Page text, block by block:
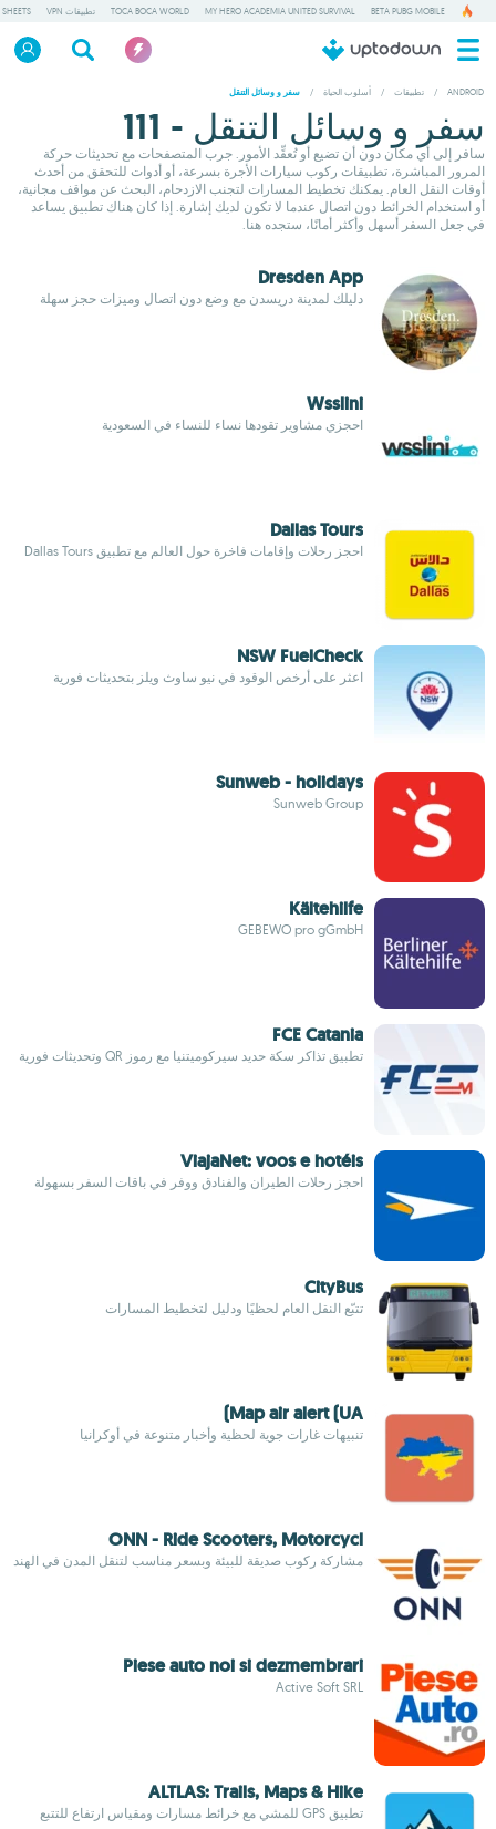
BETA PUBG MOBILE
MY HERO ACADEMIA UNITED SURVIVAL
TOCA BOCA WORLD تطبيقات VPN
ANDROID
/ تطبيقات / أسلوب الحياة / سفر و وسائل التنقل
سفر و وسائل التنقل - 111
سافر إلى أي مكان دون أن تضيع أو تُعقِّد الأمور. جرب المتصفحات مع تحديثات حركة
المرور المباشرة، تطبيقات ركوب سيارات الأجرة بسرعة، أو أدوات للتحقق من أحدث
أوقات النقل العام. يمكنك تخطيط المسارات لتجنب الازدحام، البحث عن مواقف مجانية،
أو استخدام الخرائط دون اتصال عندما لا تكون لديك إشارة. إذا كان هناك تطبيق يساعد
في جعل السفر أسهل وأكثر أمانًا، ستجده هنا.
Dresden App
دليلك لمدينة دريسدن مع وضع دون اتصال وميزات حجز سهلة
Wsslini
احجزي مشاوير تقودها نساء للنساء في السعودية
Dallas Tours
احجز رحلات وإقامات فاخرة حول العالم مع تطبيق Dallas Tours
NSW FuelCheck
اعثر على أرخص الوقود في نيو ساوث ويلز بتحديثات فورية
Sunweb - holidays
Sunweb Group
Kältehilfe
GEBEWO pro gGmbH
FCE Catania
تطبيق تذاكر سكة حديد سيركوميتنيا مع رموز QR وتحديثات فورية
ViajaNet: voos e hotéis
احجز رحلات الطيران والفنادق ووفر في باقات السفر بسهولة
CityBus
تتبّع النقل العام لحظيًا ودليل لتخطيط المسارات
Map air alert (UA)
تنبيهات غارات جوية لحظية وأخبار متنوعة في أوكرانيا
ONN - Ride Scooters, Motorcycl
مشاركة ركوب صديقة للبيئة وبسعر مناسب لتنقل المدن في الهند
Piese auto noi si dezmembrari
Active Soft SRL
ALTLAS: Trails, Maps & Hike
تطبيق GPS للمشي مع خرائط مسارات ومقياس ارتفاع للتتبع